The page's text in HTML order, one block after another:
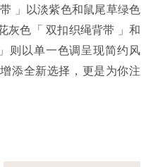
」以淡紫色和鼠尾草绿色
灰色「 双扣织绳背带 」和
则以单一色调呈现简约风
添全新选择，更是为你注